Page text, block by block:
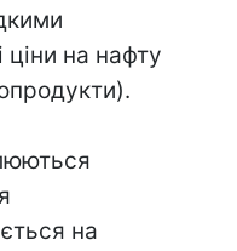
ціни на нафту
на